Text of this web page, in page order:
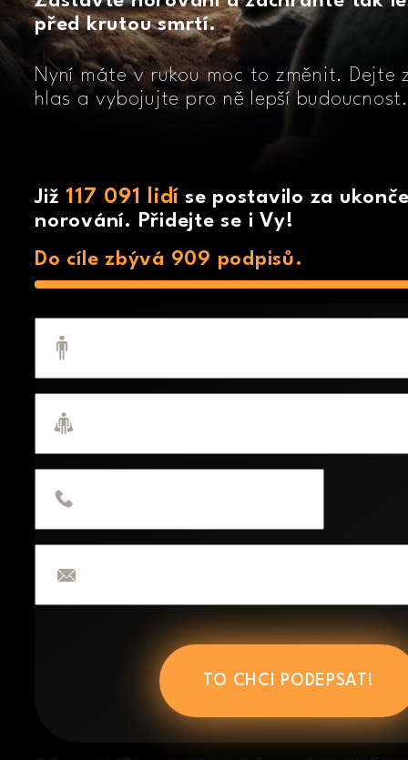
před krutou smrtí.
Nyní máte v rukou moc to změnit. Dejte
hlas a vybojujte pro ně lepší budoucnost.
Již 117 091 lidí se postavilo za
norování. Přidejte se i Vy!
Do cíle zbývá 909 podpisů.
mail